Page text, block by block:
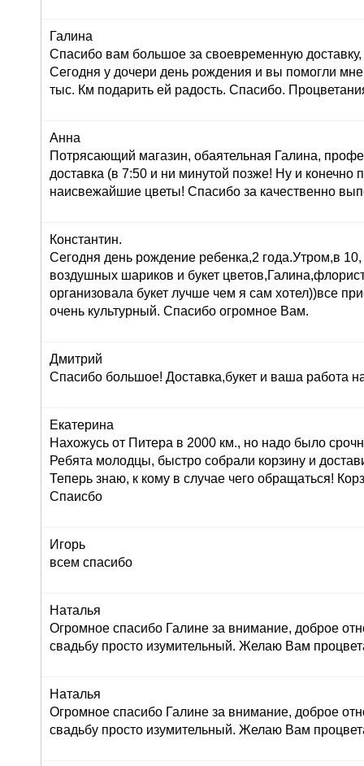
Галина
Спасибо вам большое за своевременную доставку,
Сегодня у дочери день рождения и вы помогли
тыс. Км подарить ей радость. Спасибо.
Анна
Потрясающий магазин, обаятельная Галина,
доставка (в 7:50 и ни минутой позже! Ну и конечно
наисвежайшие цветы! Спасибо за качественно
Константин.
Сегодня день рождение ребенка,2 года.Утром,в 10,
воздушных шариков и букет
организовала букет лучше чем я сам хотел))все
очень культурный. Спасибо огромное Вам.
Дмитрий
Спасибо большое! Доставка,букет и ваша работа
Екатерина
Нахожусь от Питера в 2000 км., но надо было
Ребята молодцы, быстро собрали корзину и
Теперь знаю, к кому в случае чего обращаться!
Спаисбо
Игорь
всем спасибо
Наталья
Огромное спасибо Галине за внимание, доброе
свадьбу просто изумительный. Желаю Вам
Наталья
Огромное спасибо Галине за внимание, доброе
свадьбу просто изумительный. Желаю Вам